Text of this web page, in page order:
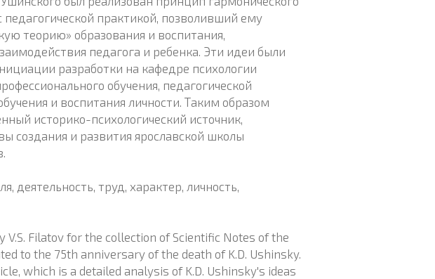
педагогической практикой, позволивший ему
теорию» образования и воспитания,
педагога и ребенка. Эти идеи были
разработки на кафедре психологии
обучения, педагогической
и воспитания личности. Таким образом
историко-психологический источник,
создания и развития ярославской школы
деятельность, труд, характер, личность,
Filatov for the collection of Scientific Notes of the
to the 75th anniversary of the death of K.D. Ushinsky.
which is a detailed analysis of K.D. Ushinsky's ideas